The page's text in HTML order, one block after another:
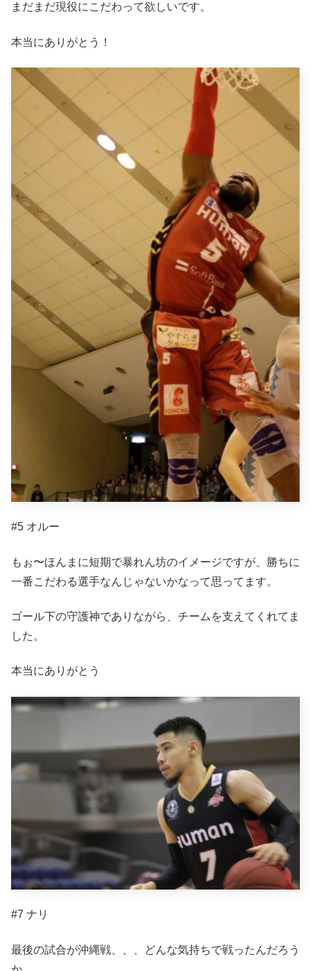
まだまだ現役にこだわって欲しいです。
本当にありがとう！
#5 オルー
もぉ〜ほんまに短期で暴れん坊のイメージですが、勝ちに
一番こだわる選手なんじゃないかなって思ってます。
ゴール下の守護神でありながら、チームを支えてくれてま
した。
本当にありがとう
#7 ナリ
最後の試合が沖縄戦、、、どんな気持ちで戦ったんだろう